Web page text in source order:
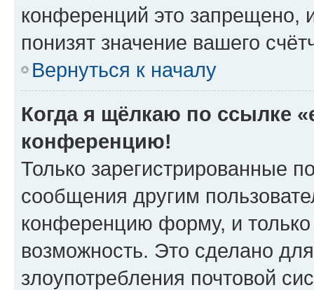
конференций это запрещено,
понизят значение вашего
Вернуться к началу
Когда я щёлкаю по ссылке
конференцию!
Только зарегистрированные
сообщения другим
конференцию форму, и
возможность. Это сделано
злоупотребления почтовой